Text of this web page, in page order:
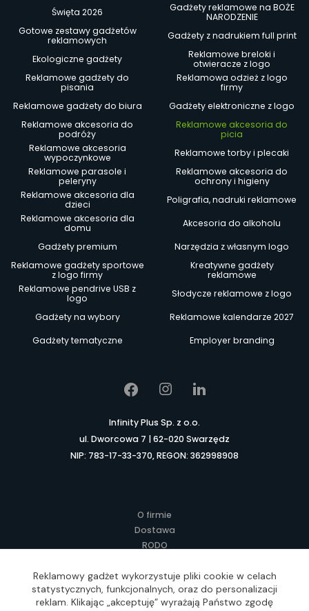
Święta 2026
Gadżety reklamowe na BOŻE
NARODZENIE
Gotowe zestawy gadżetów
reklamowych
Gadżety z nadrukiem full print
Ekologiczne gadżety
Reklamowe breloki i
otwieracze z logo
Reklamowe gadżety do
pisania
Reklamowa odzież z logo
firmy
Reklamowe gadżety do biura
Gadżety elektroniczne z logo
Reklamowe akcesoria do
podróży
Reklamowe akcesoria do
picia
Reklamowe akcesoria
wypoczynkowe
Reklamowe torby i plecaki
Reklamowe parasole i
peleryny
Reklamowe akcesoria do
ochrony i higieny
Reklamowe akcesoria dla
dzieci
Poligrafia, nadruki reklamowe
Reklamowe akcesoria dla
domu
Akcesoria do alkoholu
Gadżety premium
Narzędzia z własnym logo
Reklamowe gadżety sportowe
z logo firmy
Kreatywne gadżety
reklamowe
Reklamowe pendrive USB z
logo
Słodycze reklamowe z logo
Gadżety na wybory
Reklamowe kalendarze 2027
Gadżety tematyczne
Employer branding
Infinity Plus Sp. z o.o.
ul. Dworcowa 7 | 62-020 Swarzędz
NIP: 783-17-33-370, REGON: 362998908
O firmie
Dostawa
RODO
Regulamin
Lokalne Gadżety Reklamowe
Jak zamawiać?
Reklamowy gadżet wykorzystuje pliki cookie w celach
statystycznych, funkcjonalnych, oraz do personalizacji
reklam. Klikając „akceptuję” wyrażają Państwo zgodę